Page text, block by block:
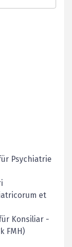
Psychiatrie
et
Konsiliar -
FMH)